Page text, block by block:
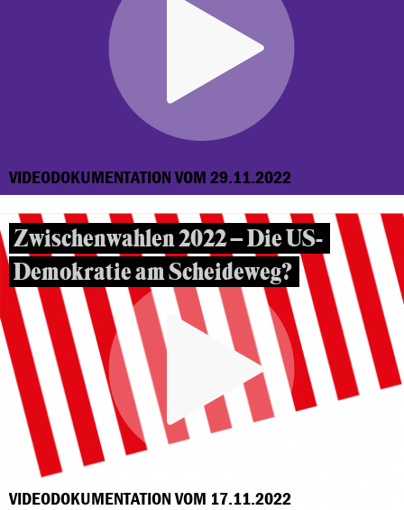
VIDEODOKUMENTATION VOM 29.11.2022
Zwischenwahlen 2022 – Die US-
Demokratie am Scheideweg?
VIDEODOKUMENTATION VOM 17.11.2022